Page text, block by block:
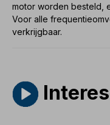
motor worden besteld,
Voor alle
verkrijgbaar.